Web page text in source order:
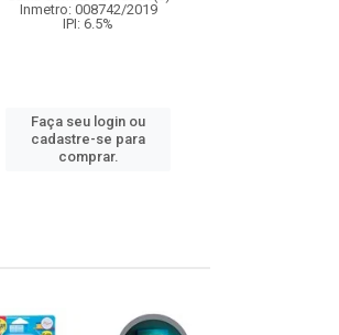
Inmetro: 008742/2019
IPI: 6.5%
Faça seu login ou
cadastre-se para
comprar.